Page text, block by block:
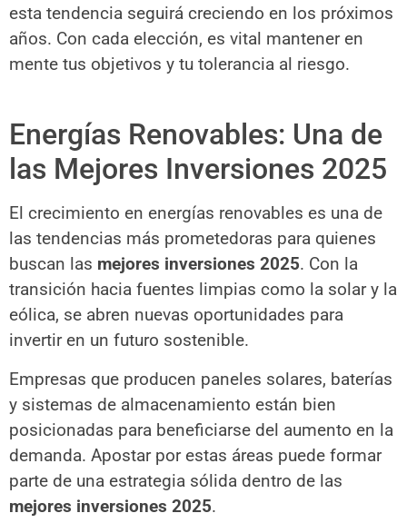
esta tendencia seguirá creciendo en los próximos
años. Con cada elección, es vital mantener en
mente tus objetivos y tu tolerancia al riesgo.
Energías Renovables: Una de
las Mejores Inversiones 2025
El crecimiento en energías renovables es una de
las tendencias más prometedoras para quienes
buscan las mejores inversiones 2025. Con la
transición hacia fuentes limpias como la solar y la
eólica, se abren nuevas oportunidades para
invertir en un futuro sostenible.
Empresas que producen paneles solares, baterías
y sistemas de almacenamiento están bien
posicionadas para beneficiarse del aumento en la
demanda. Apostar por estas áreas puede formar
parte de una estrategia sólida dentro de las
mejores inversiones 2025.